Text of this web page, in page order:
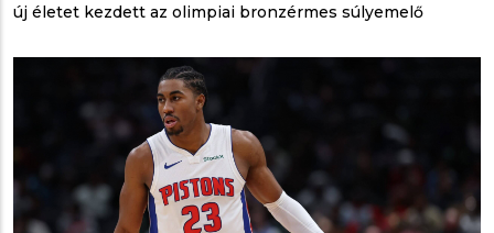
új életet kezdett az olimpiai bronzérmes súlyemelő